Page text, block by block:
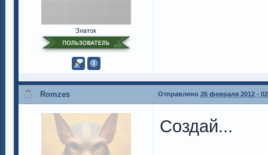
Знаток
Romzes Отправлено 26 февраля 2012 -
Создай...